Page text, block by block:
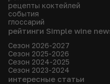
рецепты коктейлей
события
глоссарий
рейтинги Simple wine
Сезон 2026-2027
Сезон 2025-2026
Сезон 2024-2025
Сезон 2023-2024
интересные статьи